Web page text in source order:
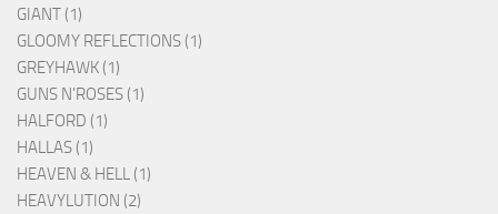
GIANT (1)
GLOOMY REFLECTIONS (1)
GREYHAWK (1)
GUNS N'ROSES (1)
HALFORD (1)
HALLAS (1)
HEAVEN & HELL (1)
HEAVYLUTION (2)